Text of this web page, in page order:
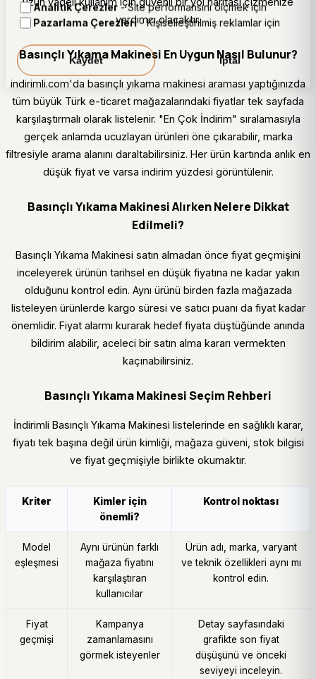
yardımcı olacaktır.
Basınçlı Yıkama Makinesi En Uygun Nasıl Bulunur?
indirimli.com'da basınçlı yıkama makinesi araması yaptığınızda
tüm büyük Türk e-ticaret mağazalarındaki fiyatlar tek sayfada
karşılaştırmalı olarak listelenir. "En Çok İndirim" sıralamasıyla
gerçek anlamda ucuzlayan ürünleri öne çıkarabilir, marka
filtresiyle arama alanını daraltabilirsiniz. Her ürün kartında anlık en
düşük fiyat ve varsa indirim yüzdesi görüntülenir.
Basınçlı Yıkama Makinesi Alırken Nelere Dikkat
Edilmeli?
Basınçlı Yıkama Makinesi satın almadan önce fiyat geçmişini
inceleyerek ürünün tarihsel en düşük fiyatına ne kadar yakın
olduğunu kontrol edin. Aynı ürünü birden fazla mağazada
listeleyen ürünlerde kargo süresi ve satıcı puanı da fiyat kadar
önemlidir. Fiyat alarmı kurarak hedef fiyata düştüğünde anında
bildirim alabilir, aceleci bir satın alma kararı vermekten
kaçınabilirsiniz.
Basınçlı Yıkama Makinesi Seçim Rehberi
İndirimli Basınçlı Yıkama Makinesi listelerinde en sağlıklı karar,
fiyatı tek başına değil ürün kimliği, mağaza güveni, stok bilgisi
ve fiyat geçmişiyle birlikte okumaktır.
Kriter
Kimler için
önemli?
Kontrol noktası
Model
eşleşmesi
Aynı ürünün farklı
mağaza fiyatını
karşılaştıran
kullanıcılar
Ürün adı, marka, varyant
ve teknik özellikleri aynı mı
kontrol edin.
Fiyat
geçmişi
Kampanya
zamanlamasını
görmek isteyenler
Detay sayfasındaki
grafikte son fiyat
düşüşünü ve önceki
seviyeyi inceleyin.
Analitik Çerezler- Site performansını ölçmek için
Pazarlama Çerezleri- Kişiselleştirilmiş reklamlar için
Kaydet İptal